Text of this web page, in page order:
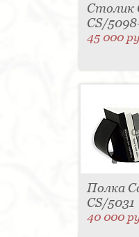
Столик
CS/
45 000
Полка
CS/5031
40 000